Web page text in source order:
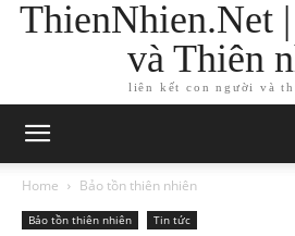
ThienNhien.Net
và Thiên
liên kết con người và
Home Bảo tồn thiên nhiên
Bảo tồn thiên nhiên Tin tức